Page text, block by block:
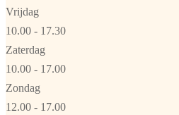
Vrijdag
10.00 - 17.30
Zaterdag
10.00 - 17.00
Zondag
12.00 - 17.00